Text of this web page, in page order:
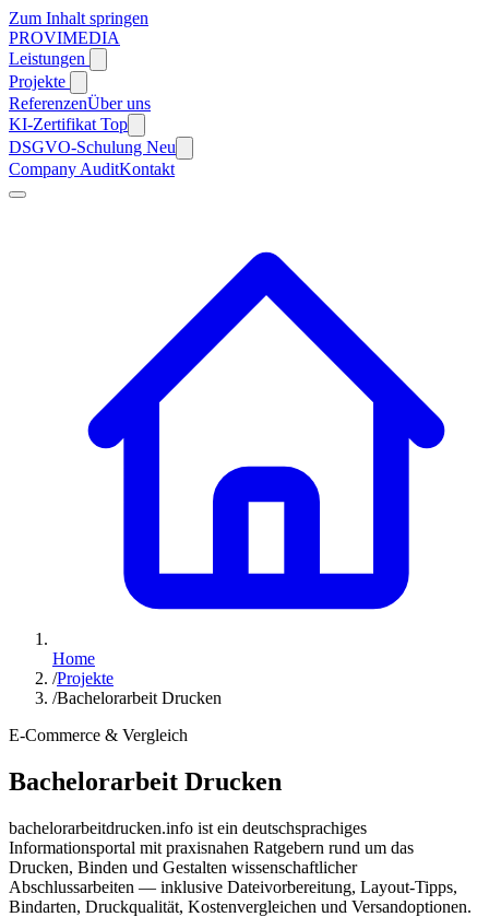
Zum Inhalt springen
PROVIMEDIA
Leistungen
Projekte
ReferenzenÜber uns
KI-Zertifikat Top
DSGVO-Schulung Neu
Company AuditKontakt
Home
/Projekte
/Bachelorarbeit Drucken
E-Commerce & Vergleich
Bachelorarbeit Drucken
bachelorarbeitdrucken.info ist ein deutschsprachiges
Informationsportal mit praxisnahen Ratgebern rund um das
Drucken, Binden und Gestalten wissenschaftlicher
Abschlussarbeiten — inklusive Dateivorbereitung, Layout-Tipps,
Bindarten, Druckqualität, Kostenvergleichen und Versandoptionen.